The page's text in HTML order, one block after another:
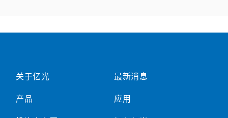
关于亿光
产品
最新消息
应用